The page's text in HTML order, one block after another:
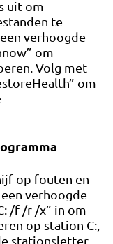
uit om
te
verhoogde
om
Volg met
om
op fouten en
verhoogde
/f /r /x” in om
op station C:,
stationsletter